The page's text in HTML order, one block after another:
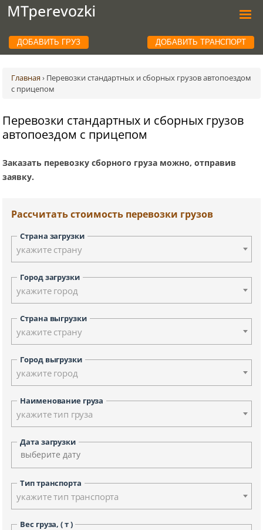
ДОБАВИТЬ ГРУЗ ДОБАВИТЬ ТРАНСПОРТ
Главная › Перевозки стандартных и сборных грузов автопоездом
с прицепом
Перевозки стандартных и сборных грузов
автопоездом с прицепом
Заказать перевозку сборного груза можно, отправив
заявку.
Рассчитать стоимость перевозки грузов
Страна загрузки
укажите страну
Город загрузки
укажите город
Страна выгрузки
укажите страну
Город выгрузки
укажите город
Наименование груза
укажите тип груза
Дата загрузки
Тип транспорта
укажите тип транспорта
Вес груза, ( т )